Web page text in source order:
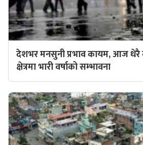
देशभर मनसुनी प्रभाव कायम, आज धेरै
क्षेत्रमा भारी वर्षाको सम्भावना